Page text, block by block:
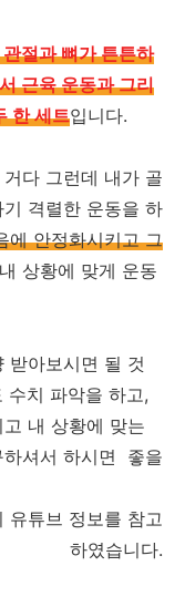
절과 뼈가 튼튼하
근육 운동과 그리
한 세트입니다.
다 그런데 내가 골
격렬한 운동을 하
에 안정화시키고 그
상황에 맞게 운동
받아보시면 될 것
수치 파악을 하고,
내 상황에 맞는
하셔서 하시면 좋을
유튜브 정보를 참고
하였습니다.